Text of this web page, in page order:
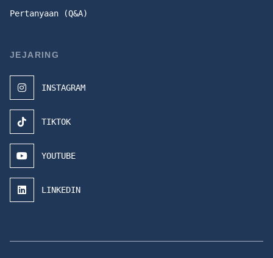
Pertanyaan (Q&A)
JEJARING
INSTAGRAM
TIKTOK
YOUTUBE
LINKEDIN